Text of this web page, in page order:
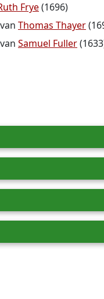
Frye(1696)
Thomas Thayer
Samuel Fuller